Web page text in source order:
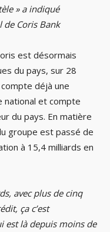
» a indiqué
de Coris Bank
est désormais
du pays, sur 28
déjà une
national et compte
du pays. En matière
groupe est passé de
à 15,4 milliards en
avec plus de cinq
ça c’est
est là depuis moins de